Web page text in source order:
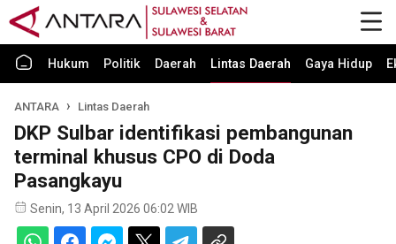
Hukum Politik Daerah Lintas Daerah Gaya Hidup
ANTARA Lintas Daerah
DKP Sulbar identifikasi pembangunan
terminal khusus CPO di Doda
Pasangkayu
Senin, 13 April 2026 06:02 WIB